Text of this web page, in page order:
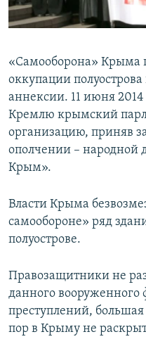
«Самооборона» Крыма
оккупации
аннексии. 11 июня
Кремлю крымский
организацию, приняв
ополчении – народной
Крым».
Власти Крыма
самообороне»​ ряд
полуострове.
Правозащитники не
данного
преступлений,
пор в Крыму не